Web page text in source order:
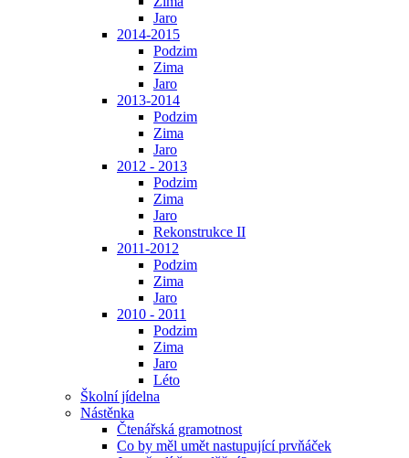
Jaro
2014-2015
Podzim
Zima
Jaro
2013-2014
Podzim
Zima
Jaro
2012 - 2013
Podzim
Zima
Jaro
Rekonstrukce II
2011-2012
Podzim
Zima
Jaro
2010 - 2011
Podzim
Zima
Jaro
Léto
Školní jídelna
Nástěnka
Čtenářská gramotnost
Co by měl umět nastupující prvňáček